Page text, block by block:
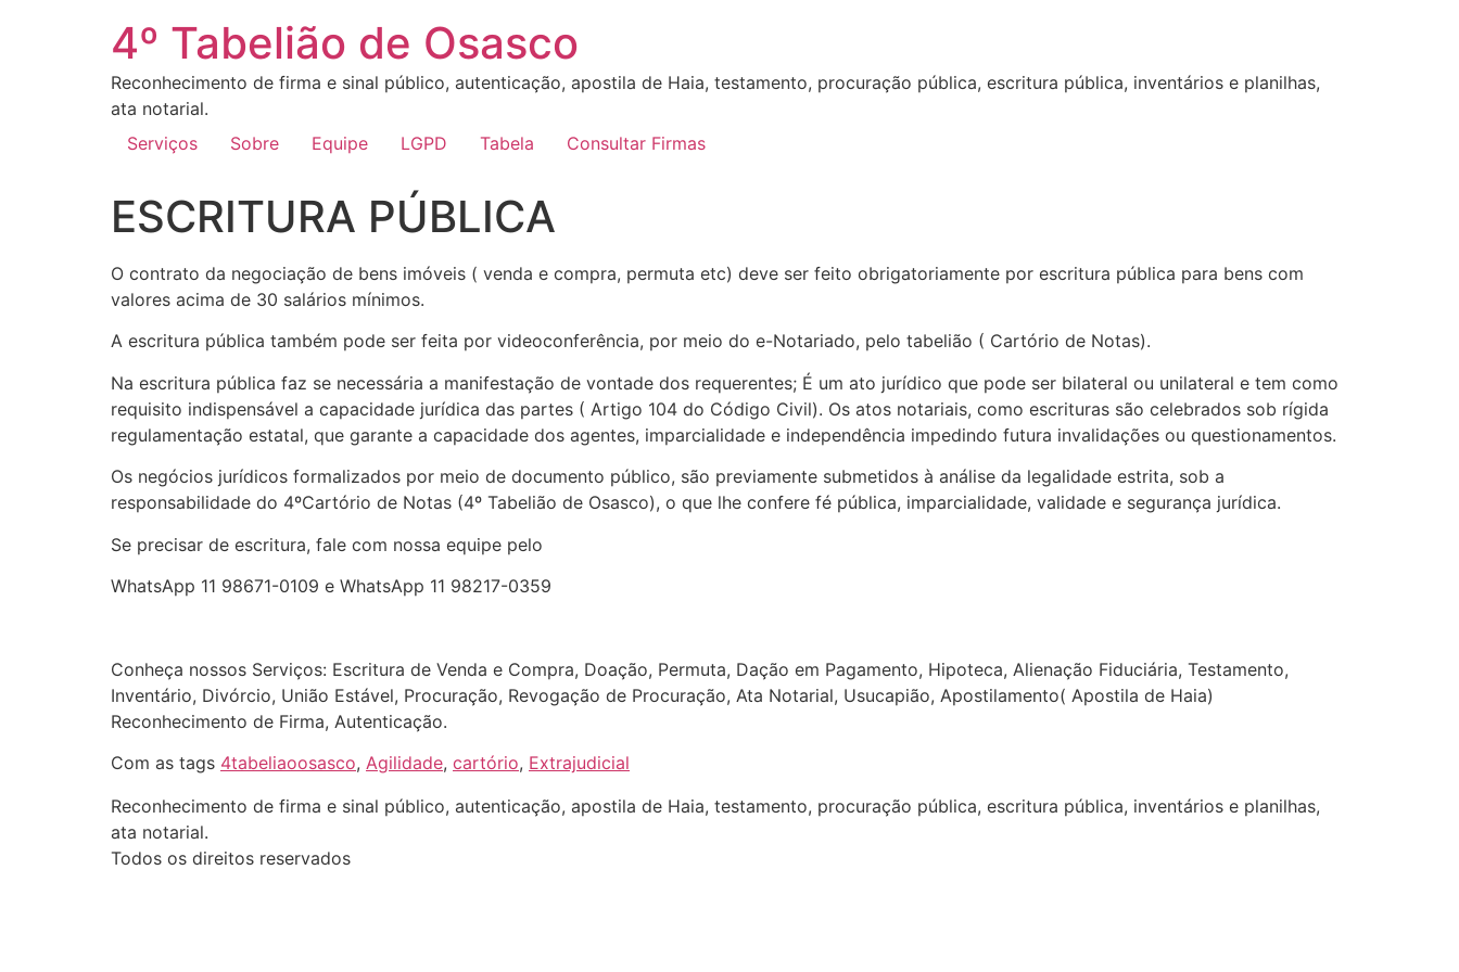
4º Tabelião de Osasco
Reconhecimento de firma e sinal público, autenticação, apostila de Haia, testamento, procuração pública, escritura pública, inventários e planilhas,
ata notarial.
Serviços
Sobre Equipe LGPD Tabela Consultar Firmas
ESCRITURA PÚBLICA
O contrato da negociação de bens imóveis ( venda e compra, permuta etc) deve ser feito obrigatoriamente por escritura pública para bens com
valores acima de 30 salários mínimos.
A escritura pública também pode ser feita por videoconferência, por meio do e-Notariado, pelo tabelião ( Cartório de Notas).
Na escritura pública faz se necessária a manifestação de vontade dos requerentes; É um ato jurídico que pode ser bilateral ou unilateral e tem como
requisito indispensável a capacidade jurídica das partes ( Artigo 104 do Código Civil). Os atos notariais, como escrituras são celebrados sob rígida
regulamentação estatal, que garante a capacidade dos agentes, imparcialidade e independência impedindo futura invalidações ou questionamentos.
Os negócios jurídicos formalizados por meio de documento público, são previamente submetidos à análise da legalidade estrita, sob a
responsabilidade do 4ºCartório de Notas (4º Tabelião de Osasco), o que lhe confere fé pública, imparcialidade, validade e segurança jurídica.
Se precisar de escritura, fale com nossa equipe pelo
WhatsApp 11 98671-0109 e WhatsApp 11 98217-0359
Conheça nossos Serviços: Escritura de Venda e Compra, Doação, Permuta, Dação em Pagamento, Hipoteca, Alienação Fiduciária, Testamento,
Inventário, Divórcio, União Estável, Procuração, Revogação de Procuração, Ata Notarial, Usucapião, Apostilamento( Apostila de Haia)
Reconhecimento de Firma, Autenticação.
Com as tags 4tabeliaoosasco, Agilidade, cartório, Extrajudicial
Reconhecimento de firma e sinal público, autenticação, apostila de Haia, testamento, procuração pública, escritura pública, inventários e planilhas,
ata notarial.
Todos os direitos reservados